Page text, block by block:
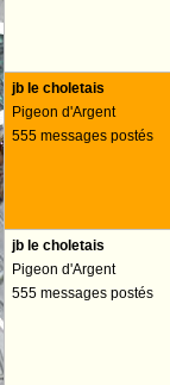
jb le choletais
Pigeon d'Argent
555 messages postés
jb le choletais
Pigeon d'Argent
555 messages postés